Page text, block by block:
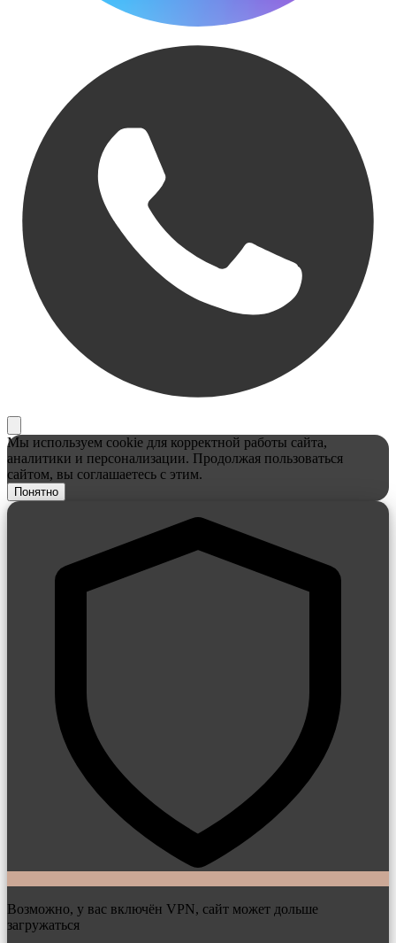
Мы используем cookie для корректной работы сайта,
аналитики и персонализации. Продолжая пользоваться
сайтом, вы соглашаетесь с этим.
Понятно
Возможно, у вас включён VPN, сайт может дольше
загружаться